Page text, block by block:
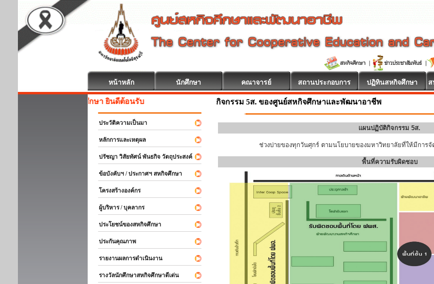
หน้าหลัก นักศึกษา คณาจารย์ สถานประกอบการ ปฏิทินสหกิจศึกษา
สหกิจศึกษา ยินดีต้อนรับ
ประวัติความเป็นมา
หลักการและเหตุผล
ปรัชญา วิสัยทัศน์ พันธกิจ วัตถุประสงค์
ข้อบังคับฯ / ประกาศฯ สหกิจศึกษา
โครงสร้างองค์กร
ผู้บริหาร / บุคลากร
ประโยชน์ของสหกิจศึกษา
ประกันคุณภาพ
รายงานผลการดำเนินงาน
รางวัลนักศึกษาสหกิจศึกษาดีเด่น
กิจกรรม 5ส. ของศูนย์สหกิจศึกษาและพัฒนาอาชีพ
แผนปฏิบัติกิจกรรม 5ส.
ช่วงบ่ายของทุกวันศุกร์ ตามนโยบายของมหาวิทยาลัยที่ให้มีการจั
พื้นที่ความรับผิดชอบ